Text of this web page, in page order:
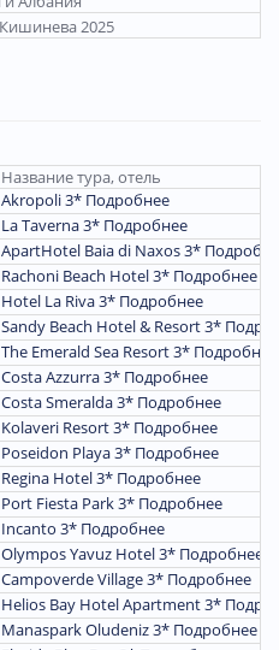
Название тура, отель
Akropoli 3* Подробнее
La Taverna 3* Подробнее
ApartHotel Baia di Naxos 3*
Rachoni Beach Hotel 3* Подробнее
Hotel La Riva 3* Подробнее
Sandy Beach Hotel & Resort 3*
The Emerald Sea Resort 3* Подробнее
Costa Azzurra 3* Подробнее
Costa Smeralda 3* Подробнее
Kolaveri Resort 3* Подробнее
Poseidon Playa 3* Подробнее
Regina Hotel 3* Подробнее
Port Fiesta Park 3* Подробнее
Incanto 3* Подробнее
Olympos Yavuz Hotel 3* Подробнее
Campoverde Village 3* Подробнее
Helios Bay Hotel Apartment 3*
Manaspark Oludeniz 3* Подробнее